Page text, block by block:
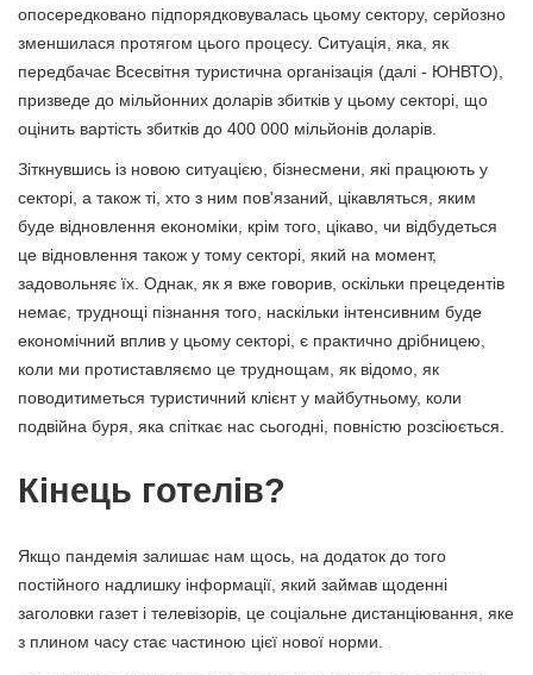
опосередковано підпорядковувалась цьому сектору, серйозно
зменшилася протягом цього процесу. Ситуація, яка, як
передбачає Всесвітня туристична організація (далі - ЮНВТО),
призведе до мільйонних доларів збитків у цьому секторі, що
оцінить вартість збитків до 400 000 мільйонів доларів.
Зіткнувшись із новою ситуацією, бізнесмени, які працюють у
секторі, а також ті, хто з ним пов'язаний, цікавляться, яким
буде відновлення економіки, крім того, цікаво, чи відбудеться
це відновлення також у тому секторі, який на момент,
задовольняє їх. Однак, як я вже говорив, оскільки прецедентів
немає, труднощі пізнання того, наскільки інтенсивним буде
економічний вплив у цьому секторі, є практично дрібницею,
коли ми протиставляємо це труднощам, як відомо, як
поводитиметься туристичний клієнт у майбутньому, коли
подвійна буря, яка спіткає нас сьогодні, повністю розсіюється.
Кінець готелів?
Якщо пандемія залишає нам щось, на додаток до того
постійного надлишку інформації, який займав щоденні
заголовки газет і телевізорів, це соціальне дистанціювання, яке
з плином часу стає частиною цієї нової норми.